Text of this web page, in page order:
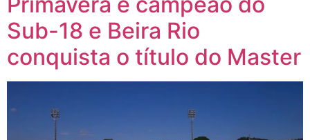
Sub-18 e Beira Rio
conquista o título do Master